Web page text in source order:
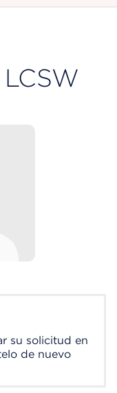
su solicitud en
de nuevo